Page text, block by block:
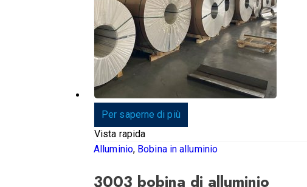
Per saperne di più
Vista rapida
Alluminio, Bobina in alluminio
3003 bobina di alluminio